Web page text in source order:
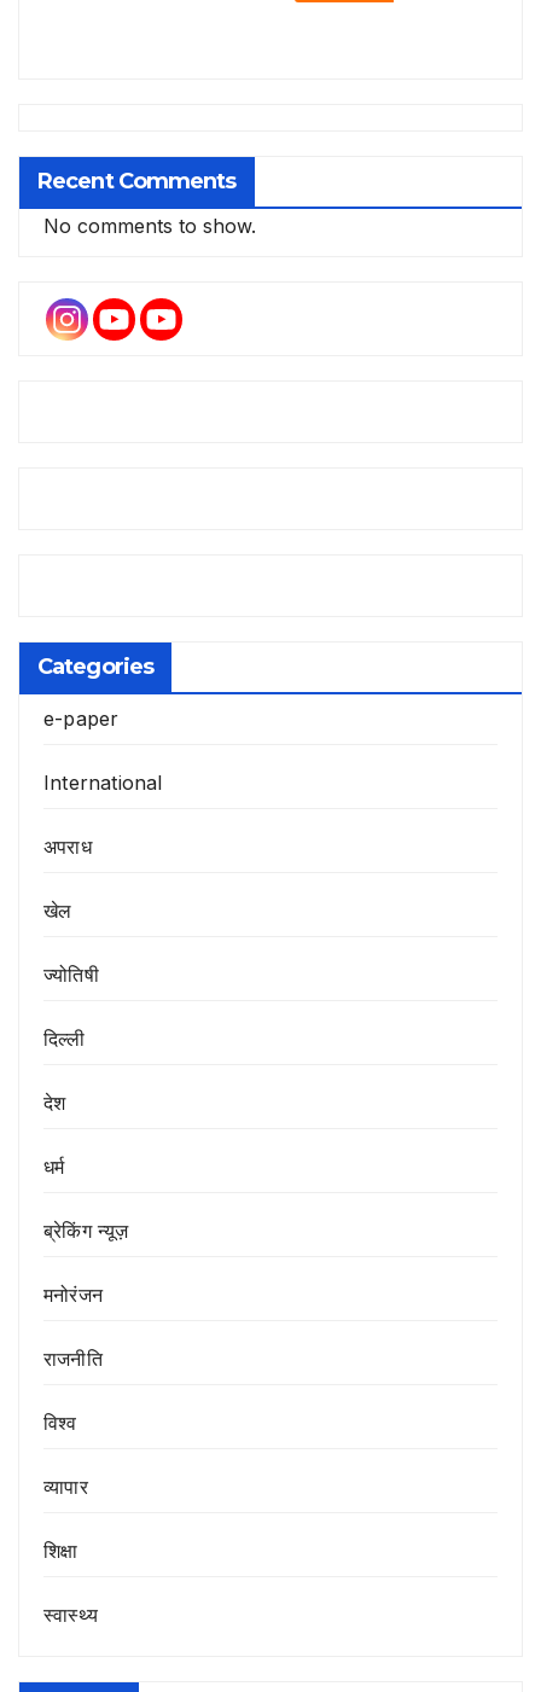
Recent Comments
No comments to show.
Categories
e-paper
International
अपराध
खेल
ज्योतिषी
दिल्ली
देश
धर्म
ब्रेकिंग न्यूज़
मनोरंजन
राजनीति
विश्व
व्यापार
शिक्षा
स्वास्थ्य